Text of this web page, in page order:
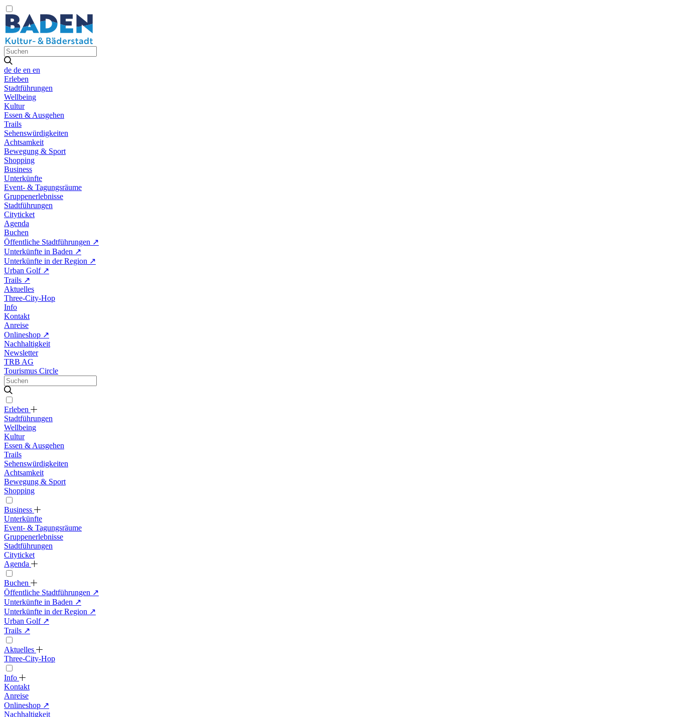
de de en en
Erleben
Stadtführungen
Wellbeing
Kultur
Essen & Ausgehen
Trails
Sehenswürdigkeiten
Achtsamkeit
Bewegung & Sport
Shopping
Business
Unterkünfte
Event- & Tagungsräume
Gruppenerlebnisse
Stadtführungen
Cityticket
Agenda
Buchen
Öffentliche Stadtführungen ↗
Unterkünfte in Baden ↗
Unterkünfte in der Region ↗
Urban Golf ↗
Trails ↗
Aktuelles
Three-City-Hop
Info
Kontakt
Anreise
Onlineshop ↗
Nachhaltigkeit
Newsletter
TRB AG
Tourismus Circle
Erleben
Stadtführungen
Wellbeing
Kultur
Essen & Ausgehen
Trails
Sehenswürdigkeiten
Achtsamkeit
Bewegung & Sport
Shopping
Business
Unterkünfte
Event- & Tagungsräume
Gruppenerlebnisse
Stadtführungen
Cityticket
Agenda
Buchen
Öffentliche Stadtführungen ↗
Unterkünfte in Baden ↗
Unterkünfte in der Region ↗
Urban Golf ↗
Trails ↗
Aktuelles
Three-City-Hop
Info
Kontakt
Anreise
Onlineshop ↗
Nachhaltigkeit